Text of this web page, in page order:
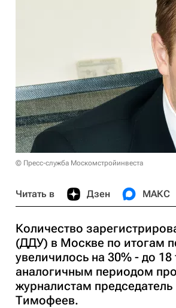
© Пресс-служба Москомстройинвеста
Читать в Дзен МАКС
Количество
(ДДУ) в Москве по итогам
увеличилось на 30% - до
аналогичным периодом
журналистам
Тимофеев.